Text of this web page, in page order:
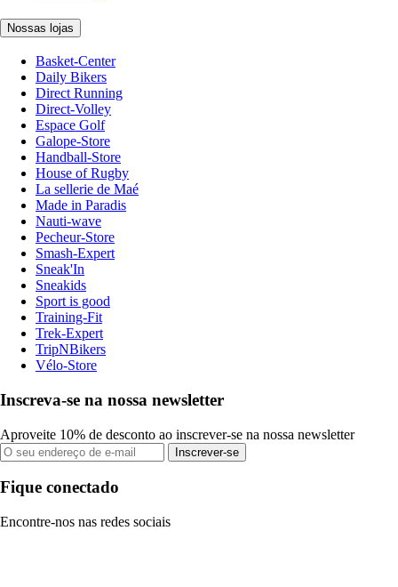
Nossas lojas
Basket-Center
Daily Bikers
Direct Running
Direct-Volley
Espace Golf
Galope-Store
Handball-Store
House of Rugby
La sellerie de Maé
Made in Paradis
Nauti-wave
Pecheur-Store
Smash-Expert
Sneak'In
Sneakids
Sport is good
Training-Fit
Trek-Expert
TripNBikers
Vélo-Store
Inscreva-se na nossa newsletter
Aproveite 10% de desconto ao inscrever-se na nossa newsletter
Inscrever-se
Fique conectado
Encontre-nos nas redes sociais